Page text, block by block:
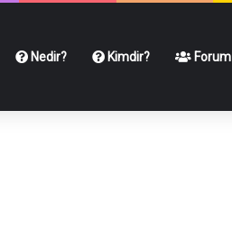
Nedir? Kimdir? Forum